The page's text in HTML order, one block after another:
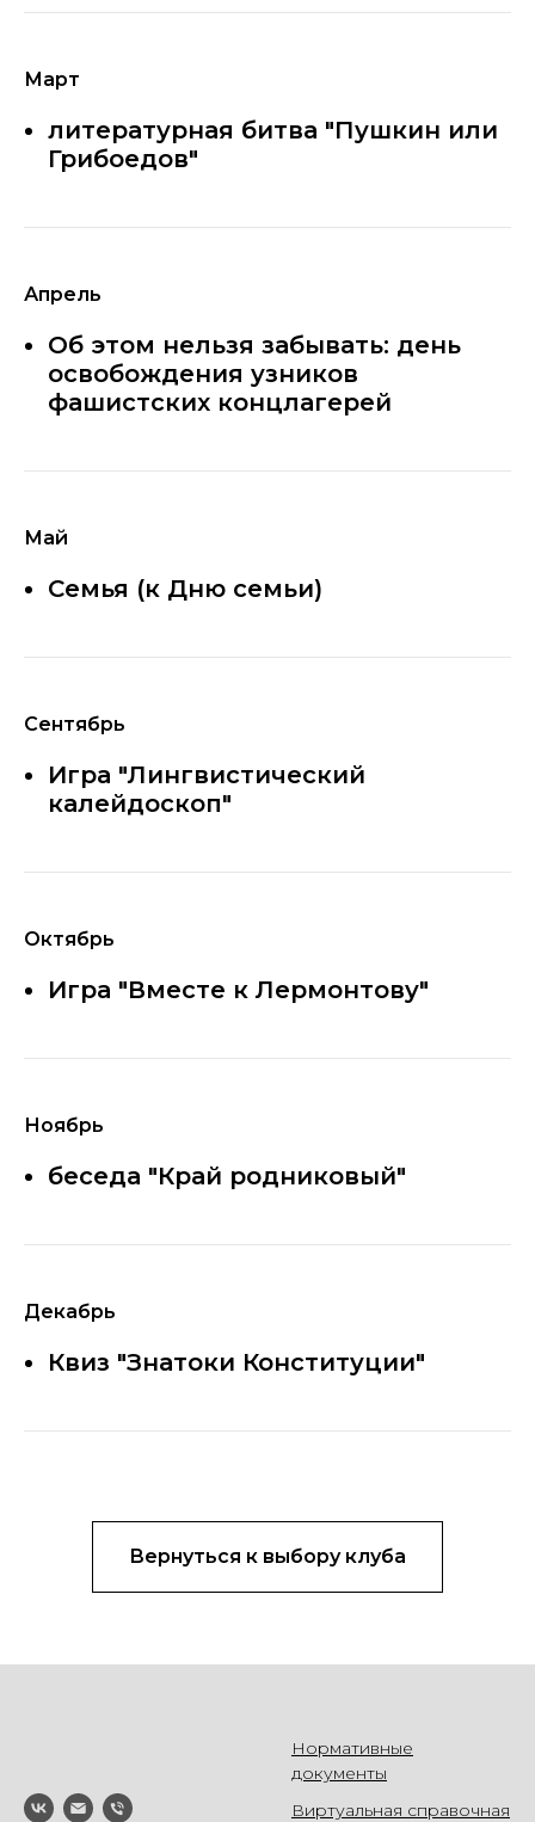
Март
литературная битва "Пушкин или
Грибоедов"
Апрель
Об этом нельзя забывать: день
освобождения узников
фашистских концлагерей
Май
Семья (к Дню семьи)
Сентябрь
Игра "Лингвистический
калейдоскоп"
Октябрь
Игра "Вместе к Лермонтову"
Ноябрь
беседа "Край родниковый"
Декабрь
Квиз "Знатоки Конституции"
Вернуться к выбору клуба
Нормативные
документы
Виртуальная справочная